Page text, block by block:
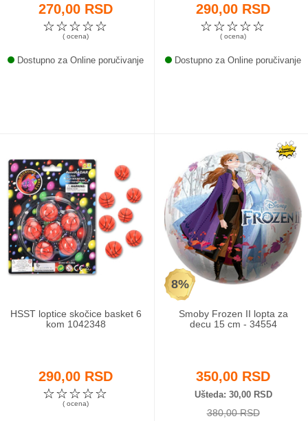
270,00 RSD
☆
☆
☆
☆
☆
( ocena)
Dostupno za Online poručivanje
290,00 RSD
☆
☆
☆
☆
☆
( ocena)
Dostupno za Online poručivanje
HSST loptice skočice basket 6
kom 1042348
290,00 RSD
☆
☆
☆
☆
☆
( ocena)
8%
Smoby Frozen II lopta za
decu 15 cm - 34554
350,00 RSD
Ušteda 30,00 RSD
380,00 RSD